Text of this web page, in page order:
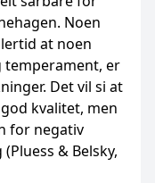
Noen
at noen
temperament, er
Det vil si at
kvalitet, men
for negativ
& Belsky,